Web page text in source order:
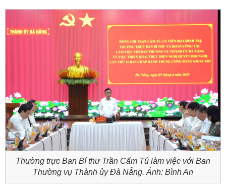
Thường trực Ban Bí thư Trần Cẩm Tú làm việc với Ban
Thường vụ Thành ủy Đà Nẵng. Ảnh: Bình An